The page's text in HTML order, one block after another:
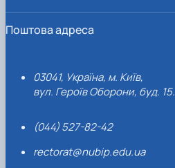
Поштова адреса
03041, Україна, м. Київ,
вул. Героїв Оборони, буд. 15.
(044) 527-82-42
rectorat@nubip.edu.ua